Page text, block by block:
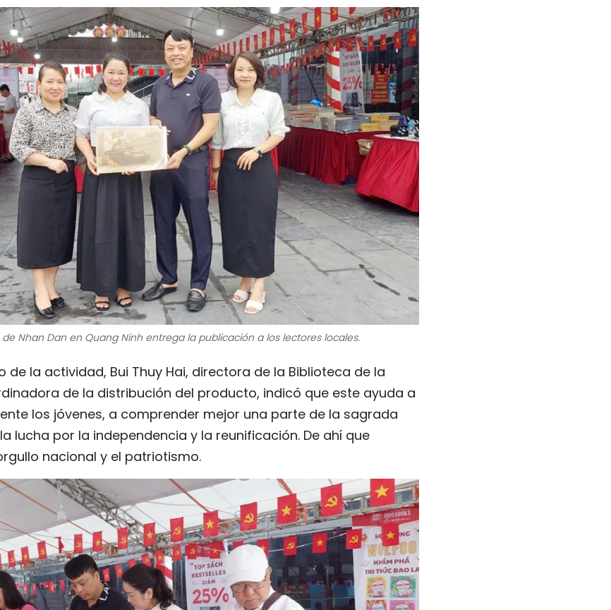
Nhan Dan en Quang Ninh entrega la publicación a los lectores locales.
de la actividad, Bui Thuy Hai, directora de la Biblioteca de la
de la distribución del producto, indicó que este ayuda a
los jóvenes, a comprender mejor una parte de la sagrada
lucha por la independencia y la reunificación. De ahí que
nacional y el patriotismo.